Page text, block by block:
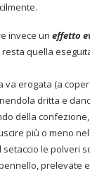
invece un effetto
resta quella
va erogata (a
dritta e
della
più o meno
setaccio le polveri
prelevate